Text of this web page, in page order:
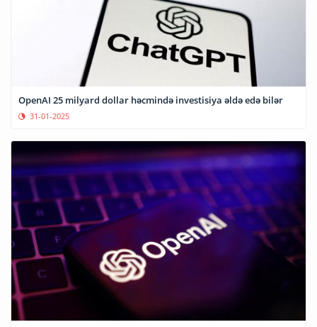
OpenAI 25 milyard dollar həcmində investisiya əldə edə bilər
31-01-2025